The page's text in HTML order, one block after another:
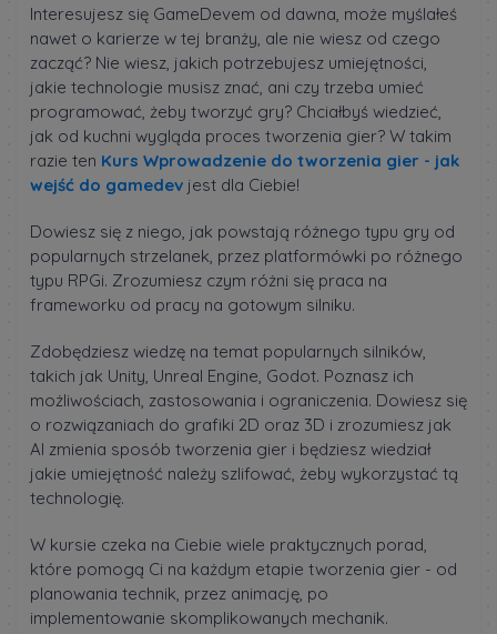
Interesujesz się GameDevem od dawna, może myślałeś
nawet o karierze w tej branży, ale nie wiesz od czego
zacząć? Nie wiesz, jakich potrzebujesz umiejętności,
jakie technologie musisz znać, ani czy trzeba umieć
programować, żeby tworzyć gry? Chciałbyś wiedzieć,
jak od kuchni wygląda proces tworzenia gier? W takim
razie ten Kurs Wprowadzenie do tworzenia gier - jak
wejść do gamedev jest dla Ciebie!
Dowiesz się z niego, jak powstają różnego typu gry od
popularnych strzelanek, przez platformówki po różnego
typu RPGi. Zrozumiesz czym różni się praca na
frameworku od pracy na gotowym silniku.
Zdobędziesz wiedzę na temat popularnych silników,
takich jak Unity, Unreal Engine, Godot. Poznasz ich
możliwościach, zastosowania i ograniczenia. Dowiesz się
o rozwiązaniach do grafiki 2D oraz 3D i zrozumiesz jak
AI zmienia sposób tworzenia gier i będziesz wiedział
jakie umiejętność należy szlifować, żeby wykorzystać tą
technologię.
W kursie czeka na Ciebie wiele praktycznych porad,
które pomogą Ci na każdym etapie tworzenia gier - od
planowania technik, przez animację, po
implementowanie skomplikowanych mechanik.